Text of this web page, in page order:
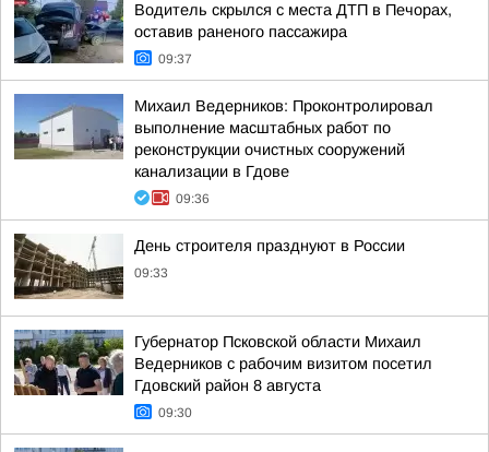
Водитель скрылся с места ДТП в Печорах,
оставив раненого пассажира
09:37
Михаил Ведерников: Проконтролировал
выполнение масштабных работ по
реконструкции очистных сооружений
канализации в Гдове
09:36
День строителя празднуют в России
09:33
Губернатор Псковской области Михаил
Ведерников с рабочим визитом посетил
Гдовский район 8 августа
09:30